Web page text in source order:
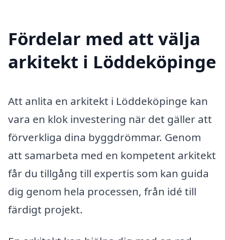
Fördelar med att välja
arkitekt i Löddeköpinge
Att anlita en arkitekt i Löddeköpinge kan
vara en klok investering när det gäller att
förverkliga dina byggdrömmar. Genom
att samarbeta med en kompetent arkitekt
får du tillgång till expertis som kan guida
dig genom hela processen, från idé till
färdigt projekt.